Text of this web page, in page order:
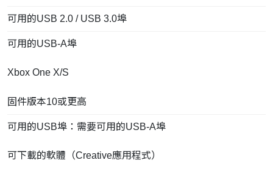
可用的USB 2.0 / USB 3.0埠
可用的USB-A埠
Xbox One X/S
固件版本10或更高
可用的USB埠：需要可用的USB-A埠
可下載的軟體（Creative應用程式）